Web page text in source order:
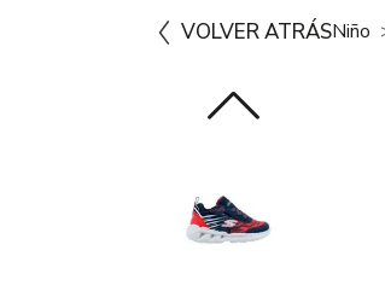
VOLVER ATRÁSNiño